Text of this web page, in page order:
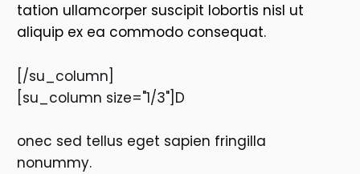
tation ullamcorper suscipit lobortis nisl ut
aliquip ex ea commodo consequat.
[/su_column]
[su_column size="1/3"]D
onec sed tellus eget sapien fringilla
nonummy.